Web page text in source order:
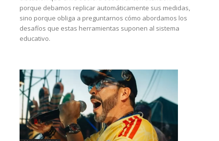
porque debamos replicar automáticamente sus medidas,
sino porque obliga a preguntarnos cómo abordamos los
desafíos que estas herramientas suponen al sistema
educativo.